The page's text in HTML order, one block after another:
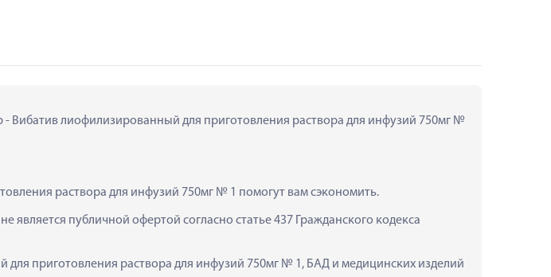
Вибатив лиофилизированный для приготовления раствора для инфузий 750мг №
раствора для инфузий 750мг № 1 помогут вам сэкономить.
публичной офертой согласно статье 437 Гражданского кодекса
приготовления раствора для инфузий 750мг № 1, БАД и медицинских изделий